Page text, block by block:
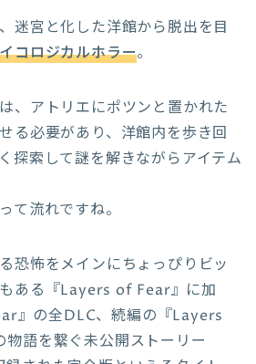
迷宮と化した洋館から脱出を目
コロジカルホラー。
、アトリエにポツンと置かれた
る必要があり、洋館内を歩き回
探索して謎を解きながらアイテム
て流れですね。
恐怖をメインにちょっぴりビッ
ある『Layers of Fear』に加
』の全DLC、続編の『Layers
語を繋ぐ未公開ストーリー